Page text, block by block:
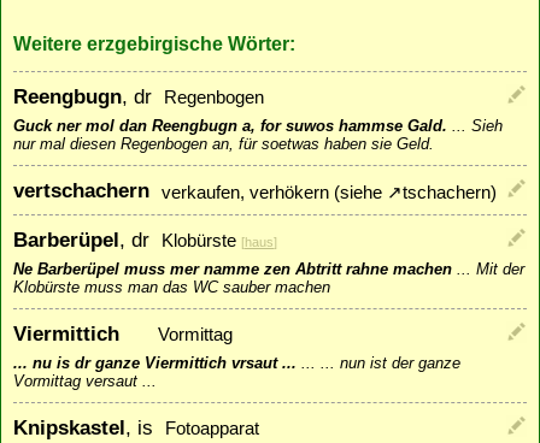
Weitere erzgebirgische Wörter:
Reengbugn, dr Regenbogen
Guck ner mol dan Reengbugn a, for suwos hammse Gald. ... Sieh
nur mal diesen Regenbogen an, für soetwas haben sie Geld.
vertschachern verkaufen, verhökern (siehe ↗tschachern)
Barberüpel, dr Klobürste [haus]
Ne Barberüpel muss mer namme zen Abtritt rahne machen ... Mit der
Klobürste muss man das WC sauber machen
Viermittich Vormittag
... nu is dr ganze Viermittich vrsaut ... ... ... nun ist der ganze
Vormittag versaut ...
Knipskastel, is Fotoapparat